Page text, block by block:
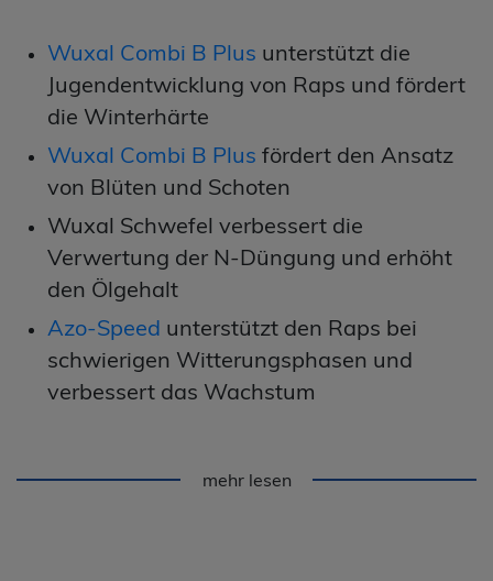
Wuxal Combi B Plus unterstützt die
Jugendentwicklung von Raps und fördert
die Winterhärte
Wuxal Combi B Plus fördert den Ansatz
von Blüten und Schoten
Wuxal Schwefel verbessert die
Verwertung der N-Düngung und erhöht
den Ölgehalt
Azo-Speed unterstützt den Raps bei
schwierigen Witterungsphasen und
verbessert das Wachstum
mehr lesen